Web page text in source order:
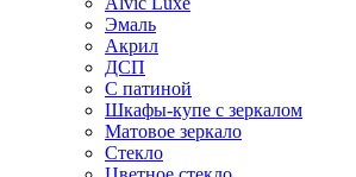
Эмаль
Акрил
ДСП
С патиной
Шкафы-купе с зеркалом
Матовое зеркало
Стекло